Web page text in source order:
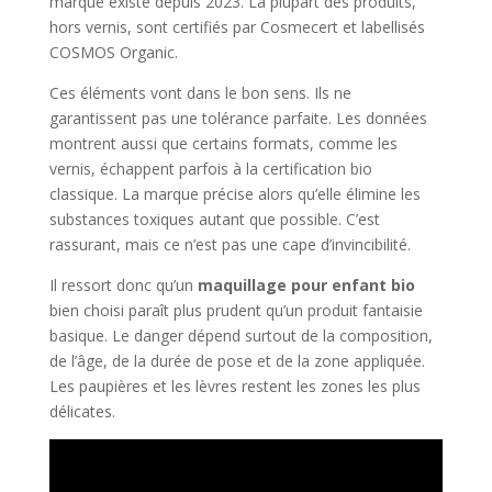
hors vernis, sont certifiés par Cosmecert et labellisés
COSMOS Organic.
Ces éléments vont dans le bon sens. Ils ne
garantissent pas une tolérance parfaite. Les données
montrent aussi que certains formats, comme les
vernis, échappent parfois à la certification bio
classique. La marque précise alors qu’elle élimine les
substances toxiques autant que possible. C’est
rassurant, mais ce n’est pas une cape d’invincibilité.
Il ressort donc qu’un maquillage pour enfant bio
bien choisi paraît plus prudent qu’un produit fantaisie
basique. Le danger dépend surtout de la composition,
de l’âge, de la durée de pose et de la zone appliquée.
Les paupières et les lèvres restent les zones les plus
délicates.